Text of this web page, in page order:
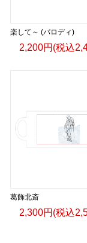
楽して～ (パロディ)
2,200円(税込
葛飾北斎
2,300円(税込